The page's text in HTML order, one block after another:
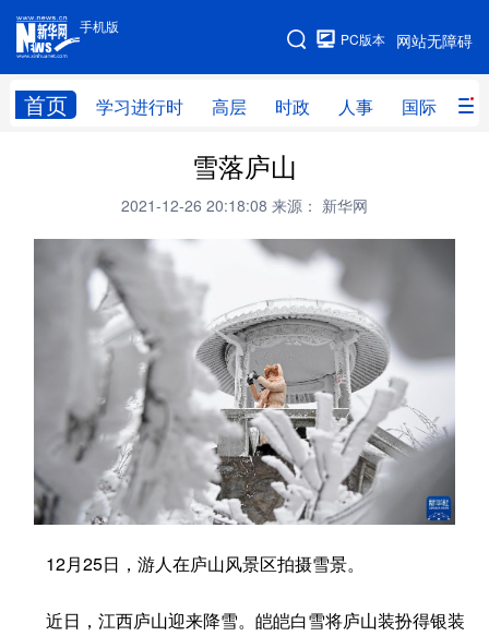
手机版
网站无障碍
PC版本
首页 学习进行时 高层 时政 人事 国际 财
手机版
网站地图
高层 时政
财经 网评
思客智库 全球连线
量子
书画 健康 军事
视频 图片 政务
法律 中央文件 金融 汽车
人居 信息化 数字经济
学术中国 乡村振兴 银龄 溯源中国
城市 旅游 能源
彩票 娱乐 时尚 悦读
雪落庐山
2021-12-26 20:18:08 来源： 新华网
12月25日，游人在庐山风景区拍摄雪景。
近日，江西庐山迎来降雪。皑皑白雪将庐山装扮得银装